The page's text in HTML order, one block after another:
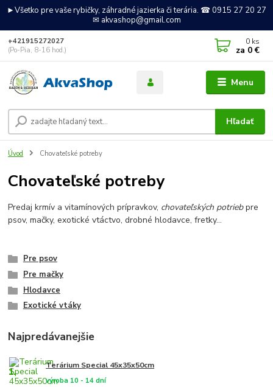
►Všetko pre vaše rybičky, záhradné jazierka či terária. ☎ 0915 27 20 27
✉ akvashop@gmail.com
Menu
Hľadať
+421915272027
(Po-Pia, 8-16 hod.)
0 ks
za 0 €
Úvod Chovateľské potreby
Chovateľské potreby
Predaj krmív a vitamínových prípravkov, chovateľských potriebpre
psov, mačky, exotické vtáctvo, drobné hlodavce, fretky...
Pre psov
Pre mačky
Hlodavce
Exotické vtáky
Najpredávanejšie
1. Terárium Special 45x35x50cm
výroba 10 - 14 dní